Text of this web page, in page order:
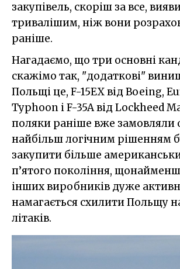
закупівель, скоріш за все,
тривалішим, ніж вони
раніше.
Нагадаємо, що три основні
скажімо так, "додаткові"
Польщі це, F-15EX від Boeing,
Typhoon і F-35A від Lockheed
поляки раніше вже замовляли
найбільш логічним рішенням
закупити більше
п’ятого покоління,
інших виробників дуже
намагається схилити Польщу
літаків.